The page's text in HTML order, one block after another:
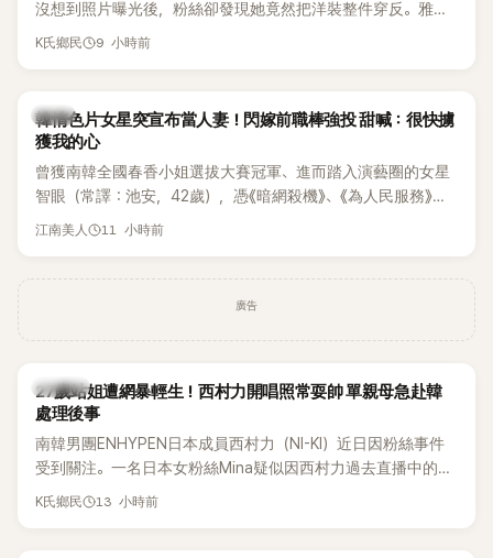
沒想到照片曝光後，粉絲卻發現她竟然把洋裝整件穿反。雅譞
看到提醒後，立刻用中文回應，沒想到一句話卻因用詞太過粗
K氏鄉民 9 小時前
韓星
韓情色片女星突宣布當人妻！閃嫁前職棒強投 甜喊：很快擄
獲我的心
曾獲南韓全國春香小姐選拔大賽冠軍、進而踏入演藝圈的女星
智眼（常譯：池安，42歲），憑《暗網殺機》、《為人民服務》等
作品受到關注。近日她突拋喜訊，透過個人社群宣布將與前職
江南美人 11 小時前
廣告
K-POP
27歲站姐遭網暴輕生！西村力開唱照常耍帥 單親母急赴韓
處理後事
南韓男團ENHYPEN日本成員西村力（NI-KI）近日因粉絲事件
受到關注。一名日本女粉絲Mina疑似因西村力過去直播中的言
論遭外界解讀，進而捲入網路爭議，承受大量負面留言。日前
K氏鄉民 13 小時前